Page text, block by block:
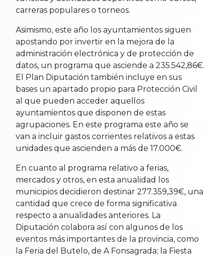
carreras populares o torneos.
Asimismo, este año los ayuntamientos siguen
apostando por invertir en la mejora de la
administración electrónica y de protección de
datos, un programa que asciende a 235.542,86€.
El Plan Diputación también incluye en sus
bases un apartado propio para Protección Civil
al que pueden acceder aquellos
ayuntamientos que disponen de estas
agrupaciones. En este programa este año se
van a incluir gastos corrientes relativos a estas
unidades que ascienden a más de 17.000€.
En cuanto al programa relativo a ferias,
mercados y otros, en esta anualidad los
municipios decidieron destinar 277.359,39€, una
cantidad que crece de forma significativa
respecto a anualidades anteriores. La
Diputación colabora así con algunos de los
eventos más importantes de la provincia, como
la Feria del Butelo, de A Fonsagrada; la Fiesta